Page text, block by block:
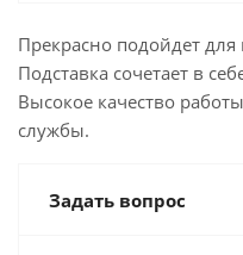
Прекрасно подойдет
Подставка сочетает в
Высокое качество
службы.
Задать вопрос